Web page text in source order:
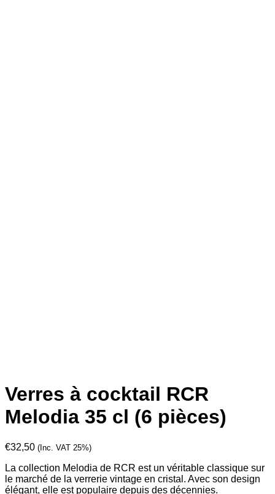
Verres à cocktail RCR
Melodia 35 cl (6 pièces)
€32,50 (Inc. VAT 25%)
La collection Melodia de RCR est un véritable classique sur
le marché de la verrerie vintage en cristal. Avec son design
élégant, elle est populaire depuis des décennies.